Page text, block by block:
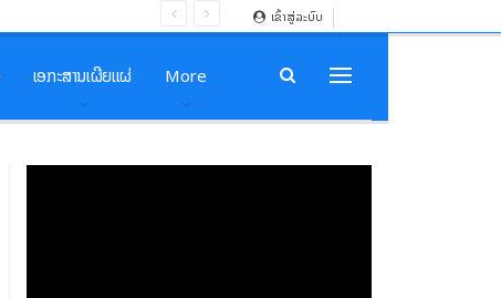
ເຂົ້າສູ່ລະບົບ
ເອກະສານເຜີຍແຜ່ More